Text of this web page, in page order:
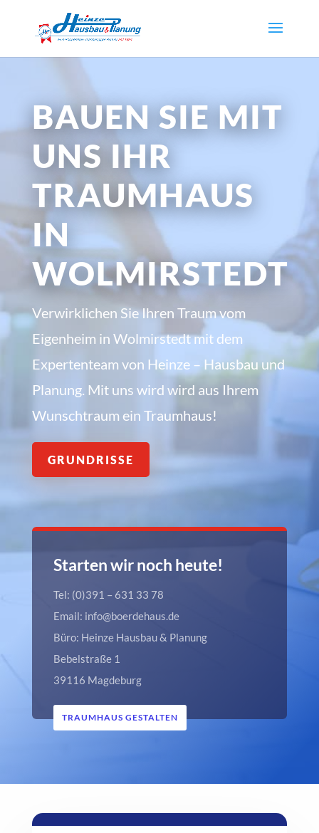
BAUEN SIE MIT
UNS IHR
TRAUMHAUS
IN
WOLMIRSTEDT
Verwirklichen Sie Ihren Traum vom
Eigenheim in Wolmirstedt mit dem
Expertenteam von Heinze – Hausbau und
Planung. Mit uns wird wird aus Ihrem
Wunschtraum ein Traumhaus!
GRUNDRISSE
Starten wir noch heute!
Tel: (0)391 – 631 33 78
Email: info@boerdehaus.de
Büro: Heinze Hausbau & Planung
Bebelstraße 1
39116 Magdeburg
TRAUMHAUS GESTALTEN